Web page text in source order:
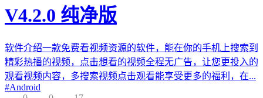
V4.2.0 纯净版
软件介绍一款免费看视频资源的软件，能在你的手机上搜索到
精彩热播的视频，点击想看的视频全程无广告，让您更投入的
观看视频内容，多搜索视频点击观看能享受更多的福利，在...
#Android